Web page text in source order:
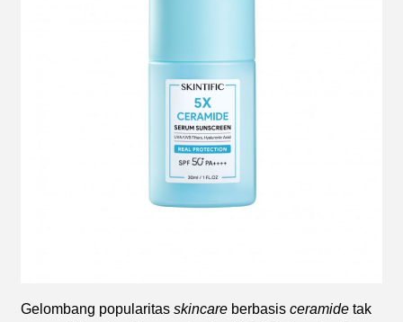
Gelombang popularitas skincare berbasis ceramide tak